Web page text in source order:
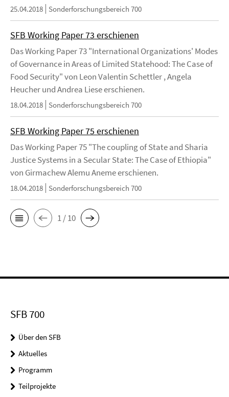
25.04.2018 Sonderforschungsbereich 700
SFB Working Paper 73 erschienen
Das Working Paper 73 "International Organizations' Modes
of Governance in Areas of Limited Statehood: The Case of
Food Security" von Leon Valentin Schettler , Angela
Heucher und Andrea Liese erschienen.
18.04.2018 Sonderforschungsbereich 700
SFB Working Paper 75 erschienen
Das Working Paper 75 "The coupling of State and Sharia
Justice Systems in a Secular State: The Case of Ethiopia"
von Girmachew Alemu Aneme erschienen.
18.04.2018 Sonderforschungsbereich 700
1 / 10
SFB 700
Über den SFB
Aktuelles
Programm
Teilprojekte